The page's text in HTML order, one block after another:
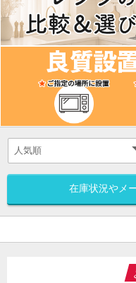
在庫状況やメ